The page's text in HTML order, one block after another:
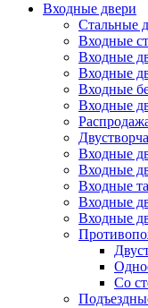
Входные двери
Стальные
Входные
Входные
Входные
Входные
Входные
Входные
Входные
Входные
Входные
Входные
Со